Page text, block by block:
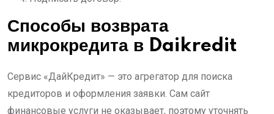
Способы возврата
микрокредита в Daikredit
Сервис «ДайКредит» — это агрегатор для поиска
кредиторов и оформления заявки. Сам сайт
финансовые услуги не оказывает, поэтому уточнять